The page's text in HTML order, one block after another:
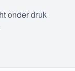
onder druk